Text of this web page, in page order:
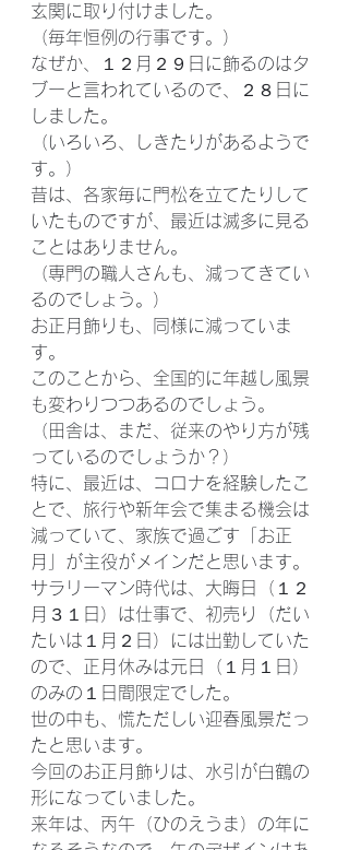
玄関に取り付けました。
（毎年恒例の行事です。）
なぜか、１２月２９日に飾るのはタ
ブーと言われているので、２８日に
しました。
（いろいろ、しきたりがあるようで
す。）
昔は、各家毎に門松を立てたりして
いたものですが、最近は滅多に見る
ことはありません。
（専門の職人さんも、減ってきてい
るのでしょう。）
お正月飾りも、同様に減っていま
す。
このことから、全国的に年越し風景
も変わりつつあるのでしょう。
（田舎は、まだ、従来のやり方が残
っているのでしょうか？）
特に、最近は、コロナを経験したこ
とで、旅行や新年会で集まる機会は
減っていて、家族で過ごす「お正
月」が主役がメインだと思います。
サラリーマン時代は、大晦日（１２
月３１日）は仕事で、初売り（だい
たいは１月２日）には出勤していた
ので、正月休みは元日（１月１日）
のみの１日間限定でした。
世の中も、慌ただしい迎春風景だっ
たと思います。
今回のお正月飾りは、水引が白鶴の
形になっていました。
来年は、丙午（ひのえうま）の年に